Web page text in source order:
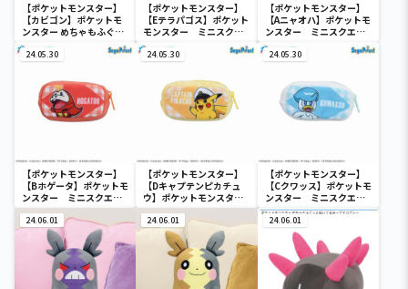
【ポケットモンスター】
【カビゴン】ポケットモ
ンスター めちゃもふぐっ
と ほっこりいやされぬい
ぐるみ～カビゴン～
【ポケットモンスター】
【Eテラパゴス】ポケット
モンスター ミニスクエ
アポーチ
【ポケットモンスター】
【Aニャオハ】ポケットモ
ンスター ミニスクエア
ポーチ
24.05.30
【ポケットモンスター】
【Bホゲータ】ポケットモ
ンスター ミニスクエア
ポーチ
24.05.30
【ポケットモンスター】
【Dキャプテンピカチュ
ウ】ポケットモンスタ
ー ミニスクエアポーチ
24.05.30
【ポケットモンスター】
【Cクワッス】ポケットモ
ンスター ミニスクエア
ポーチ
24.06.01 24.06.01 24.06.01